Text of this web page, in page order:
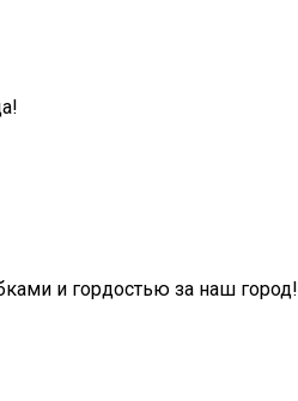
и гордостью за наш город!